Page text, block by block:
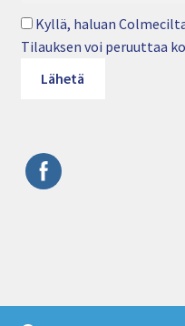
Kyllä, haluan
Tilauksen voi peruuttaa